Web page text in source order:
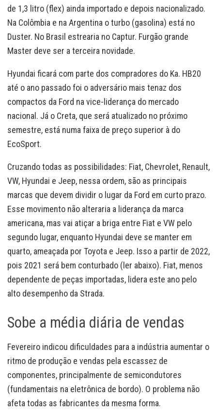
de 1,3 litro (flex) ainda importado e depois nacionalizado.
Na Colômbia e na Argentina o turbo (gasolina) está no
Duster. No Brasil estrearia no Captur. Furgão grande
Master deve ser a terceira novidade.
Hyundai ficará com parte dos compradores do Ka. HB20
até o ano passado foi o adversário mais tenaz dos
compactos da Ford na vice-liderança do mercado
nacional. Já o Creta, que será atualizado no próximo
semestre, está numa faixa de preço superior à do
EcoSport.
Cruzando todas as possibilidades: Fiat, Chevrolet, Renault,
VW, Hyundai e Jeep, nessa ordem, são as principais
marcas que devem dividir o lugar da Ford em curto prazo.
Esse movimento não alteraria a liderança da marca
americana, mas vai atiçar a briga entre Fiat e VW pelo
segundo lugar, enquanto Hyundai deve se manter em
quarto, ameaçada por Toyota e Jeep. Isso a partir de 2022,
pois 2021 será bem conturbado (ler abaixo). Fiat, menos
dependente de peças importadas, lidera este ano pelo
alto desempenho da Strada.
Sobe a média diária de vendas
Fevereiro indicou dificuldades para a indústria aumentar o
ritmo de produção e vendas pela escassez de
componentes, principalmente de semicondutores
(fundamentais na eletrônica de bordo). O problema não
afeta todas as fabricantes da mesma forma.